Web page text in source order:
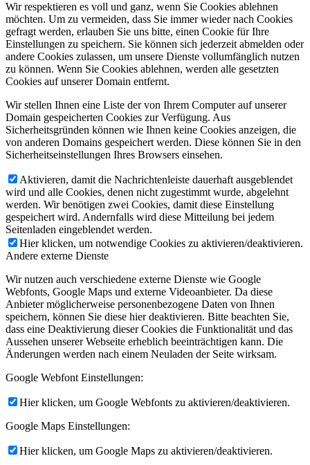
Wir respektieren es voll und ganz, wenn Sie Cookies ablehnen
möchten. Um zu vermeiden, dass Sie immer wieder nach Cookies
gefragt werden, erlauben Sie uns bitte, einen Cookie für Ihre
Einstellungen zu speichern. Sie können sich jederzeit abmelden oder
andere Cookies zulassen, um unsere Dienste vollumfänglich nutzen
zu können. Wenn Sie Cookies ablehnen, werden alle gesetzten
Cookies auf unserer Domain entfernt.
Wir stellen Ihnen eine Liste der von Ihrem Computer auf unserer
Domain gespeicherten Cookies zur Verfügung. Aus
Sicherheitsgründen können wie Ihnen keine Cookies anzeigen, die
von anderen Domains gespeichert werden. Diese können Sie in den
Sicherheitseinstellungen Ihres Browsers einsehen.
Aktivieren, damit die Nachrichtenleiste dauerhaft ausgeblendet
wird und alle Cookies, denen nicht zugestimmt wurde, abgelehnt
werden. Wir benötigen zwei Cookies, damit diese Einstellung
gespeichert wird. Andernfalls wird diese Mitteilung bei jedem
Seitenladen eingeblendet werden.
Hier klicken, um notwendige Cookies zu aktivieren/deaktivieren.
Andere externe Dienste
Wir nutzen auch verschiedene externe Dienste wie Google
Webfonts, Google Maps und externe Videoanbieter. Da diese
Anbieter möglicherweise personenbezogene Daten von Ihnen
speichern, können Sie diese hier deaktivieren. Bitte beachten Sie,
dass eine Deaktivierung dieser Cookies die Funktionalität und das
Aussehen unserer Webseite erheblich beeinträchtigen kann. Die
Änderungen werden nach einem Neuladen der Seite wirksam.
Google Webfont Einstellungen:
Hier klicken, um Google Webfonts zu aktivieren/deaktivieren.
Google Maps Einstellungen:
Hier klicken, um Google Maps zu aktivieren/deaktivieren.